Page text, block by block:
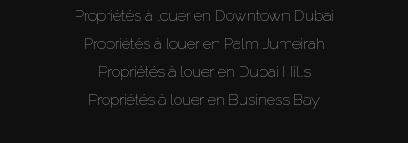
Propriétés à louer en Downtown Dubai
Propriétés à louer en Palm Jumeirah
Propriétés à louer en Dubai Hills
Propriétés à louer en Business Bay